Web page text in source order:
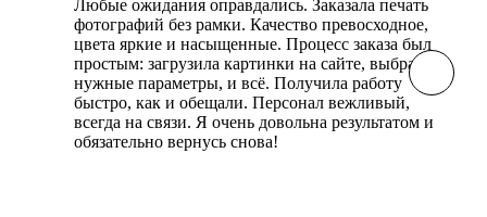
Любые ожидания оправдались. Заказала печать
фотографий без рамки. Качество превосходное,
цвета яркие и насыщенные. Процесс заказа был
простым: загрузила картинки на сайте, выбрала
нужные параметры, и всё. Получила работу
быстро, как и обещали. Персонал вежливый,
всегда на связи. Я очень довольна результатом и
обязательно вернусь снова!